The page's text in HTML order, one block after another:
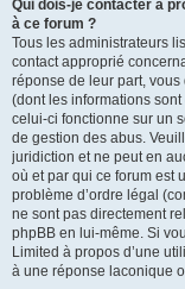
Qui dois-je contacter à
à ce forum ?
Tous les administrateurs
contact approprié
réponse de leur part,
(dont les informations
celui-ci fonctionne sur un
de gestion des abus.
juridiction et ne peut en
où et par qui ce forum est
problème d’ordre légal
ne sont pas directement
phpBB en lui-même. Si
Limited à propos d’une
à une réponse laconique